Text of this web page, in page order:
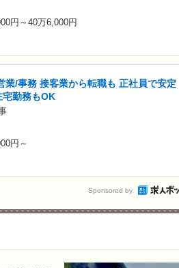
円～40万6,000円
業/事務 接客業から転職も 正社員で安定
宅勤務もOK
円～
Sponsored by